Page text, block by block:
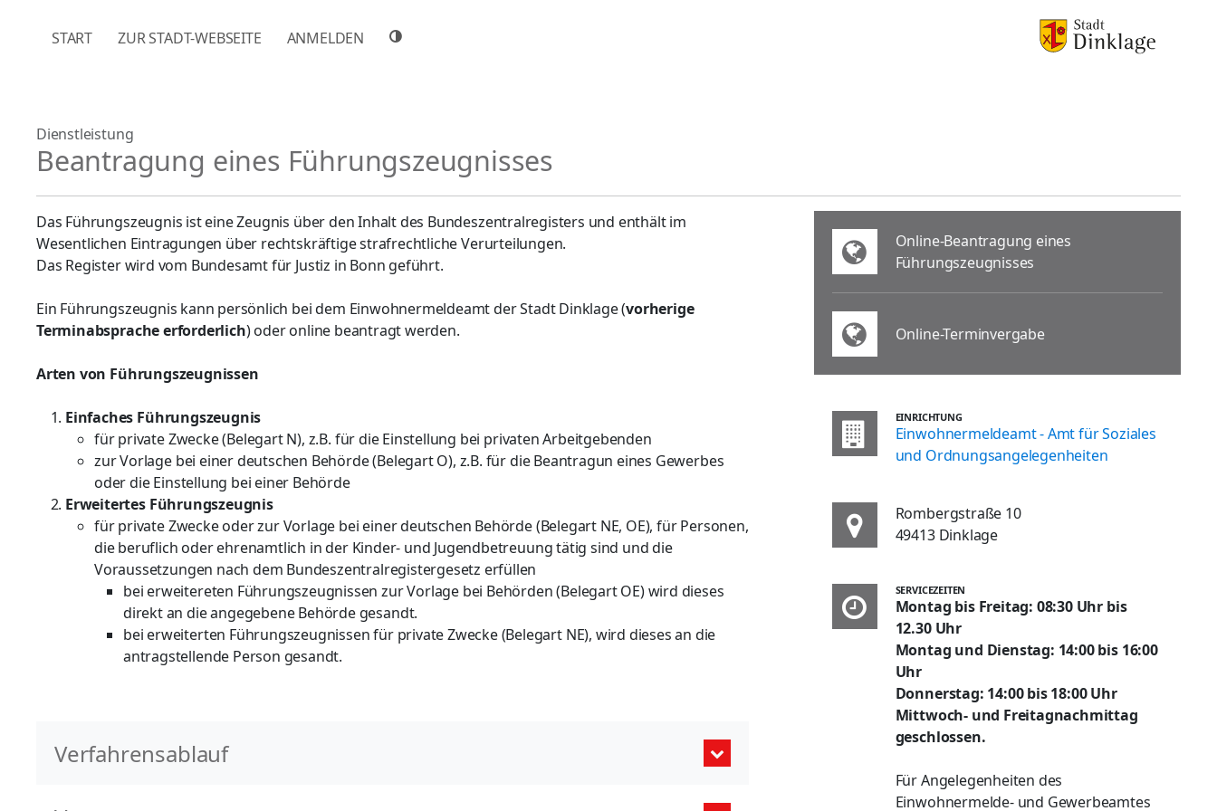
NAVIGATION ÜBERSPRINGEN
START ZUR STADT-WEBSEITE ANMELDEN
Dienstleistung
Beantragung eines Führungszeugnisses
Das Führungszeugnis ist eine Zeugnis über den Inhalt des Bundeszentralregisters und enthält im
Wesentlichen Eintragungen über rechtskräftige strafrechtliche Verurteilungen.
Das Register wird vom Bundesamt für Justiz in Bonn geführt.
Ein Führungszeugnis kann persönlich bei dem Einwohnermeldeamt der Stadt Dinklage (vorherige
Terminabsprache erforderlich) oder online beantragt werden.
Arten von Führungszeugnissen
Einfaches Führungszeugnis
für private Zwecke (Belegart N), z.B. für die Einstellung bei privaten Arbeitgebenden
zur Vorlage bei einer deutschen Behörde (Belegart O), z.B. für die Beantragun eines Gewerbes
oder die Einstellung bei einer Behörde
Erweitertes Führungszeugnis
für private Zwecke oder zur Vorlage bei einer deutschen Behörde (Belegart NE, OE), für Personen,
die beruflich oder ehrenamtlich in der Kinder- und Jugendbetreuung tätig sind und die
Voraussetzungen nach dem Bundeszentralregistergesetz erfüllen
bei erweitereten Führungszeugnissen zur Vorlage bei Behörden (Belegart OE) wird dieses
direkt an die angegebene Behörde gesandt.
bei erweiterten Führungszeugnissen für private Zwecke (Belegart NE), wird dieses an die
antragstellende Person gesandt.
Verfahrensablauf
Online-Beantragung eines
Führungszeugnisses
Online-Terminvergabe
EINRICHTUNG
Einwohnermeldeamt - Amt für Soziales
und Ordnungsangelegenheiten
Rombergstraße 10
49413 Dinklage
SERVICEZEITEN
Montag bis Freitag: 08:30 Uhr bis
12.30 Uhr
Montag und Dienstag: 14:00 bis 16:00
Uhr
Donnerstag: 14:00 bis 18:00 Uhr
Mittwoch- und Freitagnachmittag
geschlossen.
Für Angelegenheiten des
Einwohnermelde- und Gewerbeamtes